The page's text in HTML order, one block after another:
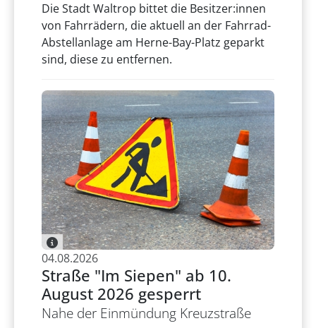
Die Stadt Waltrop bittet die Besitzer:innen
von Fahrrädern, die aktuell an der Fahrrad-
Abstellanlage am Herne-Bay-Platz geparkt
sind, diese zu entfernen.
04.08.2026
Straße "Im Siepen" ab 10.
August 2026 gesperrt
Nahe der Einmündung Kreuzstraße